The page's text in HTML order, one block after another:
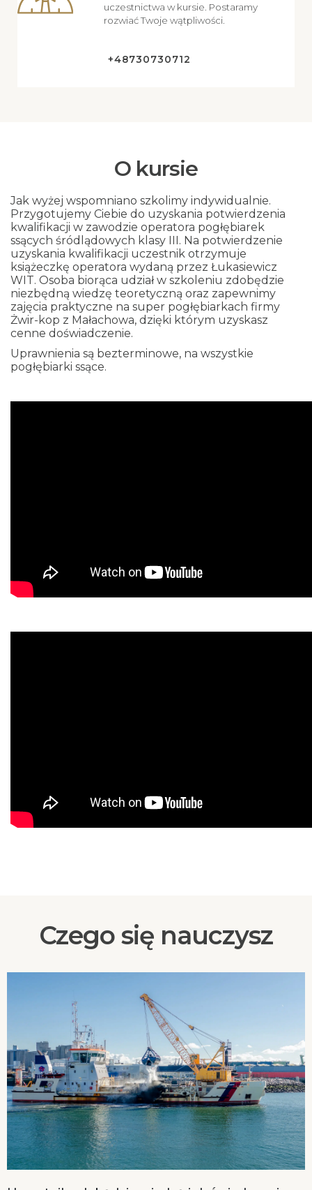
uczestnictwa w kursie. Postaramy
rozwiać Twoje wątpliwości.
+48730730712
O kursie
Jak wyżej wspomniano szkolimy indywidualnie.
Przygotujemy Ciebie do uzyskania potwierdzenia
kwalifikacji w zawodzie operatora pogłębiarek
ssących śródlądowych klasy III. Na potwierdzenie
uzyskania kwalifikacji uczestnik otrzymuje
książeczkę operatora wydaną przez Łukasiewicz
WIT. Osoba biorąca udział w szkoleniu zdobędzie
niezbędną wiedzę teoretyczną oraz zapewnimy
zajęcia praktyczne na super pogłębiarkach firmy
Żwir-kop z Małachowa, dzięki którym uzyskasz
cenne doświadczenie.
Uprawnienia są bezterminowe, na wszystkie
pogłębiarki ssące.
Czego się nauczysz